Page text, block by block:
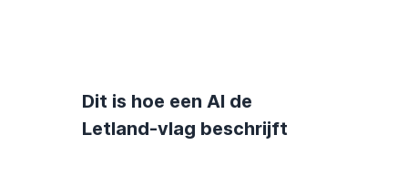
Dit is hoe een AI de
Letland-vlag beschrijft